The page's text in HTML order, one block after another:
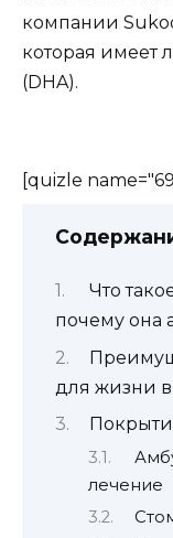
компании
которая имеет
(DHA).
[quizle
Что
почему она
для жизни
лечение